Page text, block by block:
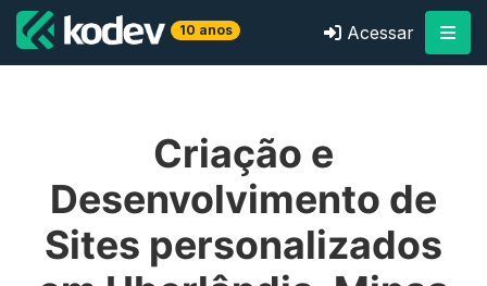
10 anos Acessar
Criação e
Desenvolvimento de
Sites personalizados